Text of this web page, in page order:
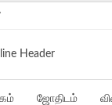
ஜோதிடம்